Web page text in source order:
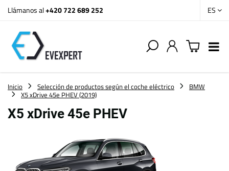
Llámanos al+420 722 689 252 ES
Inicio Selección de productos según el coche eléctrico
BMW
X5 xDrive 45e PHEV (2019)
X5 xDrive 45e PHEV